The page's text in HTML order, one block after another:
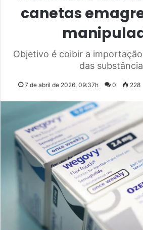
canetas
Objetivo é coibir a
das
7 de abril de 2026, 09:37h 0 228